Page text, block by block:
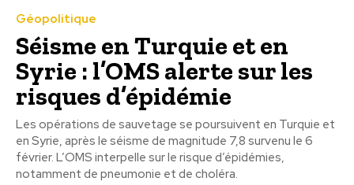
Géopolitique
Séisme en Turquie et en
Syrie : l’OMS alerte sur les
risques d’épidémie
Les opérations de sauvetage se poursuivent en Turquie et
en Syrie, après le séisme de magnitude 7,8 survenu le 6
février. L’OMS interpelle sur le risque d’épidémies,
notamment de pneumonie et de choléra.